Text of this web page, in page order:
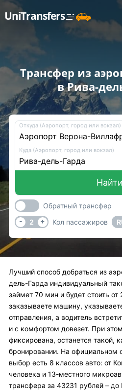
UniTransfers
Трансфер из
в Рива-
Откуда (Аэропорт, город или вокзал)
Куда (Аэропорт, город или вокзал)
Найти
Обратный трансфер
-
2 + Кол пассажиров
Лучший способ добраться из
дель-Гарда индивидуальный
займет 70 мин и будет стоить
заказываете машину,
отправления, а водитель
и с комфортом довезет. При
фиксирована, останется такой,
бронировании. На официальном
выбор есть 8 классов авто: от
человека и 13-местного
трансфера за 43231 рублей – до